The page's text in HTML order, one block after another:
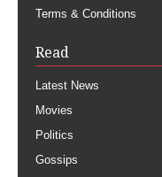
Terms & Conditions
Read
Latest News
Movies
Politics
Gossips